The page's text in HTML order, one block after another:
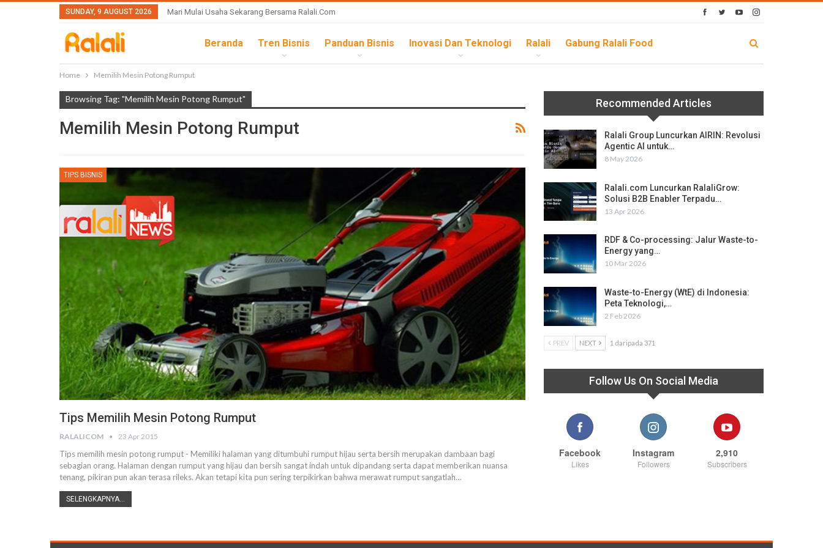
SUNDAY, 9 AUGUST 2026 Mari Mulai Usaha Sekarang Bersama Ralali.com
Beranda Tren Bisnis Panduan Bisnis Inovasi Dan Teknologi Ralali Gabung Ralali Food
Home Memilih Mesin Potong Rumput
Browsing Tag: "Memilih Mesin Potong Rumput"
Memilih Mesin Potong Rumput
TIPS BISNIS
Tips Memilih Mesin Potong Rumput
RALALICOM 23 Apr 2015
Tips memilih mesin potong rumput - Memiliki halaman yang ditumbuhi rumput hijau serta bersih merupakan dambaan bagi
sebagian orang. Halaman dengan rumput yang hijau dan bersih sangat indah untuk dipandang serta dapat memberikan nuansa
tenang, pikiran pun akan terasa rileks. Akan tetapi kita pun sering terpikirkan bahwa merawat rumput sangatlah…
SELENGKAPNYA...
Recommended Articles
Ralali Group Luncurkan AIRIN: Revolusi
Agentic AI untuk…
8 May 2026
Ralali.com Luncurkan RalaliGrow:
Solusi B2B Enabler Terpadu…
13 Apr 2026
RDF & Co-processing: Jalur Waste-to-
Energy yang…
10 Mar 2026
Waste-to-Energy (WtE) di Indonesia:
Peta Teknologi,…
2 Feb 2026
PREV NEXT 1 daripada 371
Follow Us On Social Media
Facebook
Likes
Instagram
Followers
2,910
Subscribers